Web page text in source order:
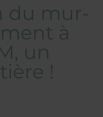
du mur-
à
un
!